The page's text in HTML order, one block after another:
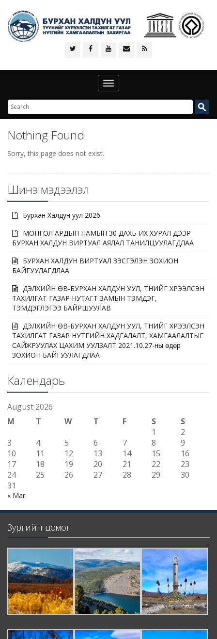
Toggle
navigation
Nothing Found
Sorry, this page does not exist.
Шинэ мэдээлэл
Бурхан Халдун уул 2026
МОНГОЛ АРДЫН НАМЫН 30 ДАХЬ ИХ ХУРАЛ ДЭЭР
БУРХАН ХАЛДУН ВИРТУАЛ АЯЛАЛ ТАНИЛЦУУЛАГДЛАА
БУРХАН ХАЛДУН ВИРТУАЛ ҮЗЭСГЭЛЭН ЗОХИОН
БАЙГУУЛАГДЛАА
ДЭЛХИЙН ӨВ-БУРХАН ХАЛДУН УУЛ, ТҮҮНИЙГ ХҮРЭЭЛСЭН
ТАХИЛГАТ ГАЗАР НУТАГТ ЗАМЫН ТЭМДЭГ,
ТЭМДЭГЛЭГЭЭ БАЙРШУУЛАВ
ДЭЛХИЙН ӨВ-БУРХАН ХАЛДУН УУЛ, ТҮҮНИЙГ ХҮРЭЭЛСЭН
ТАХИЛГАТ ГАЗАР НУТГИЙН ХАДГАЛАЛТ, ХАМГААЛАЛТЫГ
САЙЖРУУЛАХ ЦАХИМ УУЛЗАЛТ 2021.10.27-ны өдөр
ЗОХИОН БАЙГУУЛАГДЛАА
Календарь
August 2026
M
T W T F S
S
1
2
3
4 5 6 7 8
9
10
11 12 13 14 15
16
17
18 19 20 21 22
23
24
25 26 27 28 29
30
31
« Mar
Зургийн цомог